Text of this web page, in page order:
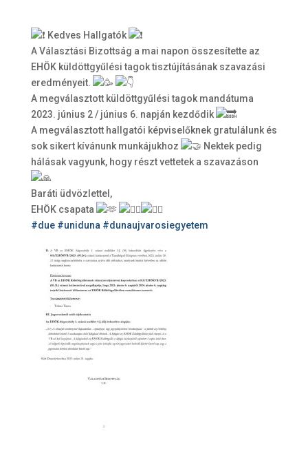
Kedves Hallgatók
A Választási Bizottság a mai napon összesítette az
EHÖK küldöttgyűlési tagok tisztújításának szavazási
eredményeit.
A megválasztott küldöttgyűlési tagok mandátuma
2023. június 2 / június 6. napján kezdődik
A megválasztott hallgatói képviselőknek gratulálunk és
sok sikert kívánunk munkájukhoz
Nektek pedig
hálásak vagyunk, hogy részt vettetek a szavazáson
Baráti üdvözlettel,
EHÖK csapata
#due #uniduna #dunaujvarosiegyetem